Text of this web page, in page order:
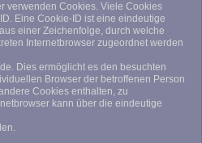
verwenden Cookies. Viele Cookies
Eine Cookie-ID ist eine eindeutige
einer Zeichenfolge, durch welche
Internetbrowser zugeordnet werden
Dies ermöglicht es den besuchten
Browser der betroffenen Person
Cookies enthalten, zu
kann über die eindeutige